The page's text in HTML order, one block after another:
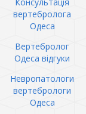
вертебролога
Одеса
Вертебролог
Одеса відгуки
Невропатологи
вертебрологи
Одеса